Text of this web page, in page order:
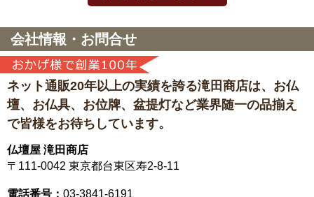
会社情報・お問合せ
ネット通販20年以上の実績を誇る滝田商店は、 お仏
壇、お仏具、お位牌、盆提灯など業界随一の品揃え
で皆様をお待ちしています。
仏壇屋 滝田商店
〒111-0042 東京都台東区寿2-8-11
電話番号： 03-3841-6191